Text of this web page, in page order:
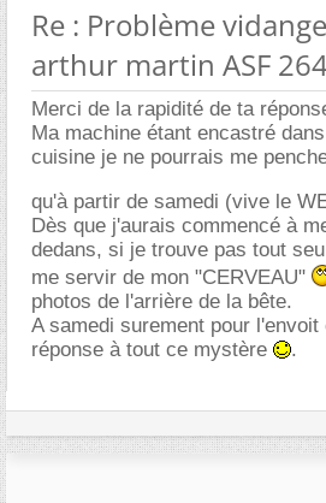
Re : Problème
arthur martin ASF
Merci de la rapidité de ta
Ma machine étant encastré
cuisine je ne pourrais me
qu'à partir de samedi (vive le
Dès que j'aurais commencé à
dedans, si je trouve pas tout
me servir de mon "CERVEAU"
photos de l'arrière de la bête.
A samedi surement pour
réponse à tout ce mystère
.